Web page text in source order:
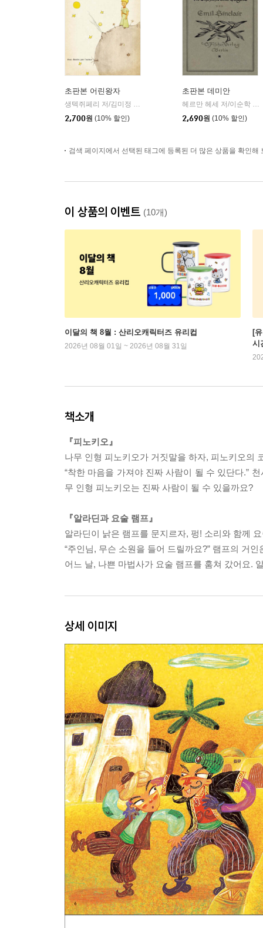
초판본 어린왕자
생텍쥐페리 저/김미정 역
2,700원 (10% 할인)
초판본 데미안
헤르만 헤세 저/이순학 역
2,690원 (10% 할인)
검색 페이지에서 선택된 태그에 등록된 더 많은 상품을 확인해
이 상품의 이벤트 (10개)
이달의 책 8월 : 산리오캐릭터즈 유리컵
2026년 08월 01일 ~ 2026년 08월 31일
[
시
책소개
『피노키오』
나무 인형 피노키오가 거짓말을 하자, 피노키오의
“착한 마음을 가져야 진짜 사람이 될 수 있단다.”
무 인형 피노키오는 진짜 사람이 될 수 있을까요?
『알라딘과 요술 램프』
알라딘이 낡은 램프를 문지르자, 펑! 소리와 함께
“주인님, 무슨 소원을 들어 드릴까요?” 램프의 거
어느 날, 나쁜 마법사가 요술 램프를 훔쳐 갔어요.
상세 이미지